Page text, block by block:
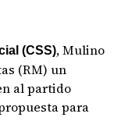
(CSS), Mulino
(RM) un
al partido
para